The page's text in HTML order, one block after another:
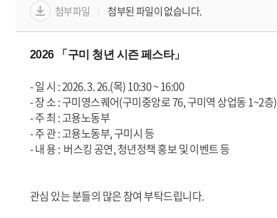
첨부파일 첨부된 파일이 없습니다.
2026 「구미 청년 시즌 페스타」
- 일 시 : 2026. 3. 26.(목) 10:30 ~ 16:00
- 장 소 : 구미영스퀘어(구미중앙로 76, 구미역 상업동 1~2층)
- 주 최 : 고용노동부
- 주 관 : 고용노동부, 구미시 등
- 내 용 :  버스킹 공연, 청년정책 홍보 및 이벤트 등
관심 있는 분들의 많은 참여 부탁드립니다.